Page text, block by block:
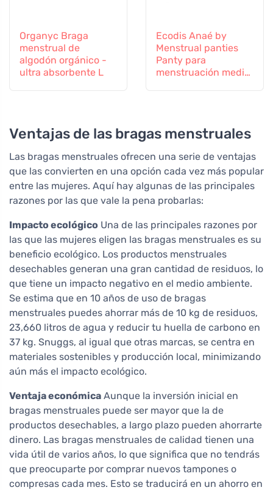
Organyc Braga
menstrual de
algodón orgánico -
ultra absorbente L
Ecodis Anaé by
Menstrual panties
Panty para
menstruación media
Ventajas de las bragas menstruales
Las bragas menstruales ofrecen una serie de ventajas
que las convierten en una opción cada vez más popular
entre las mujeres. Aquí hay algunas de las principales
razones por las que vale la pena probarlas:
Impacto ecológico Una de las principales razones por
las que las mujeres eligen las bragas menstruales es su
beneficio ecológico. Los productos menstruales
desechables generan una gran cantidad de residuos, lo
que tiene un impacto negativo en el medio ambiente.
Se estima que en 10 años de uso de bragas
menstruales puedes ahorrar más de 10 kg de residuos,
23,660 litros de agua y reducir tu huella de carbono en
37 kg. Snuggs, al igual que otras marcas, se centra en
materiales sostenibles y producción local, minimizando
aún más el impacto ecológico.
Ventaja económica Aunque la inversión inicial en
bragas menstruales puede ser mayor que la de
productos desechables, a largo plazo pueden ahorrarte
dinero. Las bragas menstruales de calidad tienen una
vida útil de varios años, lo que significa que no tendrás
que preocuparte por comprar nuevos tampones o
compresas cada mes. Esto se traducirá en un ahorro en